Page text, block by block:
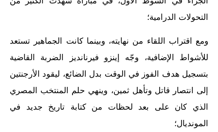
التحولات الدرامية؛
ومع اقتراب اللقاء من نهايته، وبينما كانت الجماهير تستعد
للأشواط الإضافية، وجّه إينزو فيرنانديز الضربة القاضية
بتسجيل هدف الفوز في الوقت بدل الضائع، ليقود الأرجنتين
إلى انتصار قاتل وتأهل ثمين، وينهي حلم المنتخب المصري
الذي كان على بعد لحظات من كتابة تاريخ جديد في
المونديال؛